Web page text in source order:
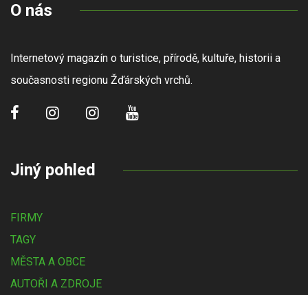
O nás
Internetový magazín o turistice, přírodě, kultuře, historii a
současnosti regionu Žďárských vrchů.
Jiný pohled
FIRMY
TAGY
MĚSTA A OBCE
AUTOŘI A ZDROJE